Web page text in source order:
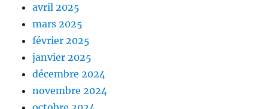
avril 2025
mars 2025
février 2025
janvier 2025
décembre 2024
novembre 2024